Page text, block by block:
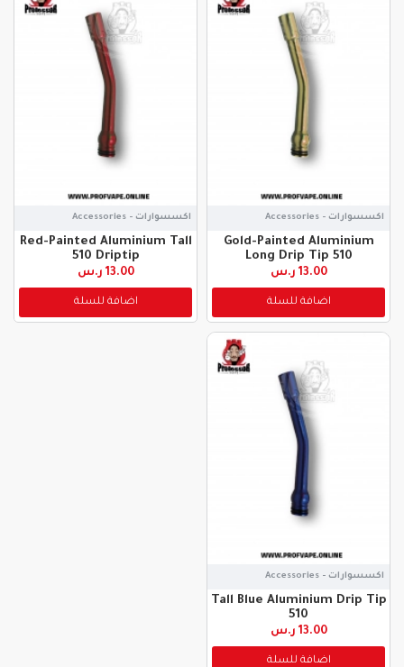
اكسسوارات - Accessories
Gold-Painted Aluminium
Long Drip Tip 510
13.00 ر.س
اضافة للسلة
اكسسوارات - Accessories
Red-Painted Aluminium Tall
510 Driptip
13.00 ر.س
اضافة للسلة
اكسسوارات - Accessories
Tall Blue Aluminium Drip Tip
510
13.00 ر.س
اضافة للسلة